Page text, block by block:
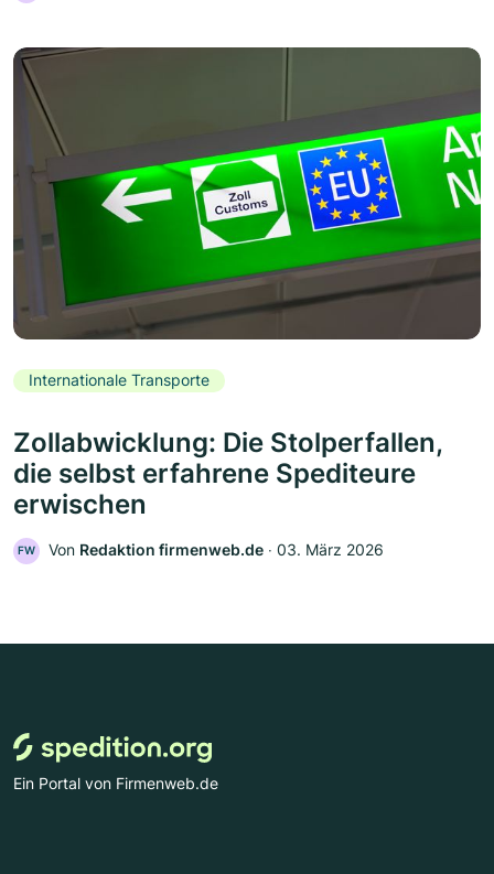
Internationale Transporte
Zollabwicklung: Die Stolperfallen,
die selbst erfahrene Spediteure
erwischen
FW Von Redaktion firmenweb.de ‧ 03. März 2026
Ein Portal von Firmenweb.de